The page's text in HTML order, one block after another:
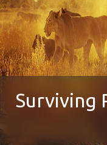
Surviving